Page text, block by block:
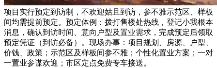
项目实行预定到访制，不欢迎姑且到访，参不雅示范区、样板
间均需提前预定。预定体例：拨打售楼处热线，登记小我根本
消息，确认到访时间、意向户型及置业需求，完成预定后领取
预定凭证（到访必备）。现场办事：项目规划、房源、户型、
价钱、政策；示范区及样板间参不雅；个性化置业方案；一对
一置业参谋欢迎；市区定点免费专车接送。